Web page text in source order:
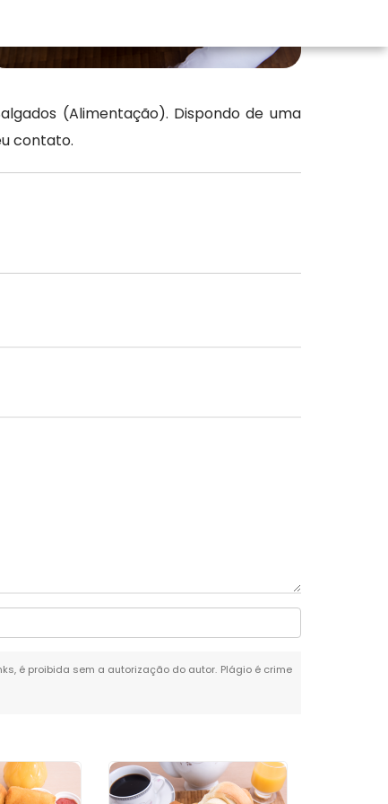
(Alimentação). Dispondo de uma
contato.
é proibida sem a autorização do autor. Plágio é crime